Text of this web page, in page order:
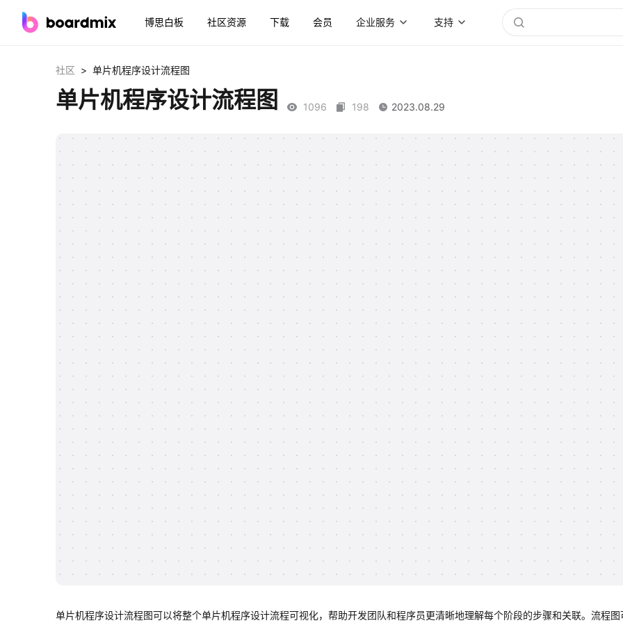
博思白板 社区资源 下载 会员 企业服务 支持
社区 > 单片机程序设计流程图
单片机程序设计流程图 1096 198 2023.08.29
单片机程序设计流程图可以将整个单片机程序设计流程可视化，帮助开发团队和程序员更清晰地理解每个阶段的步骤和关联。流程图